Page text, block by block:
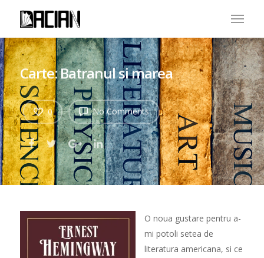
Carte: Batranul si marea
No Comments
0
O noua gustare pentru a-
mi potoli setea de
literatura americana, si ce